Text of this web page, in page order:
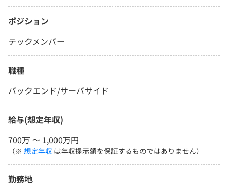
ポジション
テックメンバー
職種
バックエンド/サーバサイド
給与(想定年収)
700万 〜 1,000万円
（※ 想定年収 は年収提示額を保証するものではありません）
勤務地